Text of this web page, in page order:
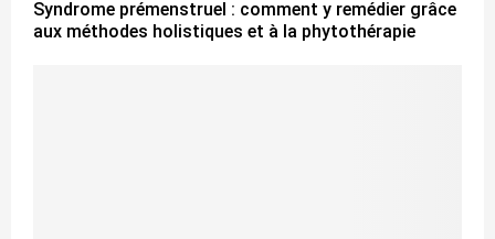
Syndrome prémenstruel : comment y remédier grâce
aux méthodes holistiques et à la phytothérapie